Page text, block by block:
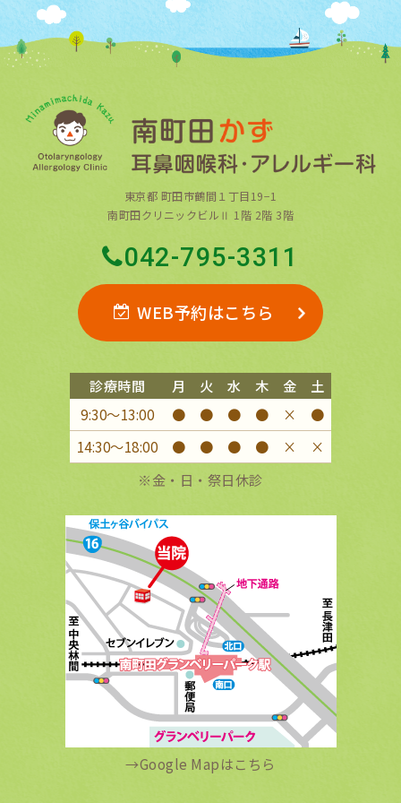
東京都 町田市鶴間１丁目19−1
南町田クリニックビルⅡ 1階 2階 3階
042-795-3311
WEB予約はこちら
診療時間 月 火 水 木 金
土
9:30〜13:00
● ● ● ● ×
●
14:30〜18:00
● ● ● ● ×
×
※金・日・祭日休診
→Google Mapはこちら